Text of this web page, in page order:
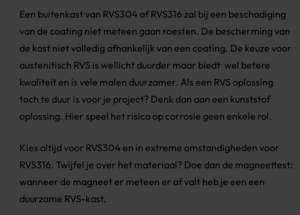
Een buitenkast van RVS304 of RVS316 zal bij een beschadiging
van de coating niet meteen gaan roesten. De bescherming van
de kast niet volledig afhankelijk van een coating. De keuze voor
austenitisch RVS is wellicht duurder maar biedt wel betere
kwaliteit en is vele malen duurzamer. Als een RVS oplossing
toch te duur is voor je project? Denk dan aan een kunststof
oplossing. Hier speel het risico op corrosie geen enkele rol.
Kies altijd voor RVS304 en in extreme omstandigheden voor
RVS316. Twijfel je over het materiaal? Doe dan de magneettest:
wanneer de magneet er meteen er af valt heb je een een
duurzame RVS-kast.